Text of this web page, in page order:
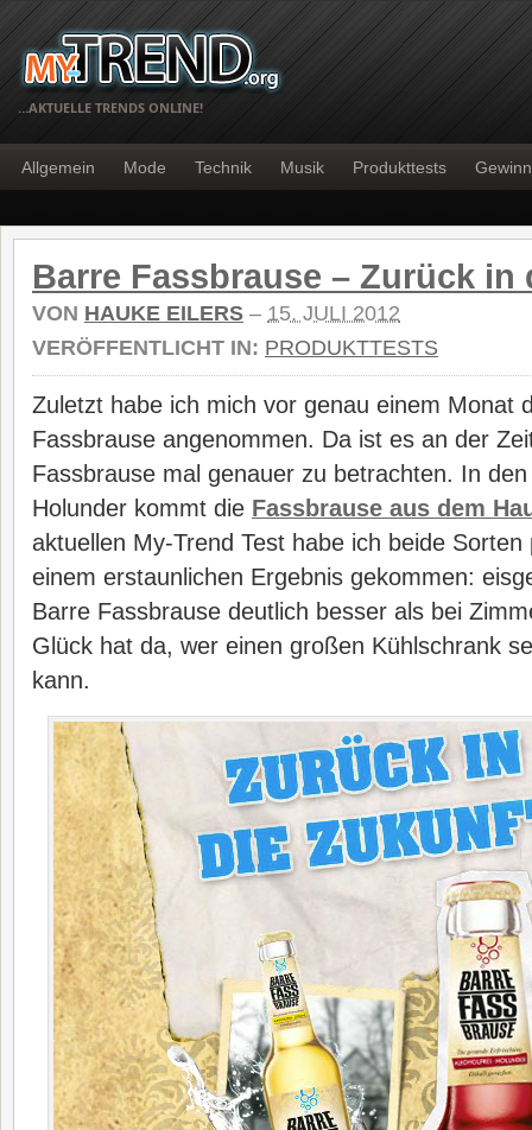
…AKTUELLE TRENDS ONLINE!
Allgemein Mode Technik Musik Produkttests
Barre Fassbrause – Zurück in
VON HAUKE EILERS – 15. JULI 2012
VERÖFFENTLICHT IN: PRODUKTTESTS
Zuletzt habe ich mich vor genau einem Monat
Fassbrause angenommen. Da ist es an der
Fassbrause mal genauer zu betrachten. In
Holunder kommt die Fassbrause aus dem
aktuellen My-Trend Test habe ich beide
einem erstaunlichen Ergebnis gekommen:
Barre Fassbrause deutlich besser als bei
Glück hat da, wer einen großen Kühlschrank
kann.